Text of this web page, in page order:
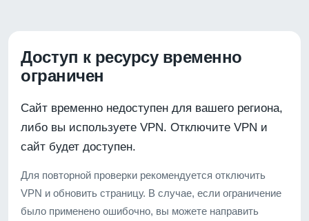
Доступ к ресурсу временно
ограничен
Сайт временно недоступен для вашего региона,
либо вы используете VPN. Отключите VPN и
сайт будет доступен.
Для повторной проверки рекомендуется отключить
VPN и обновить страницу. В случае, если ограничение
было применено ошибочно, вы можете направить